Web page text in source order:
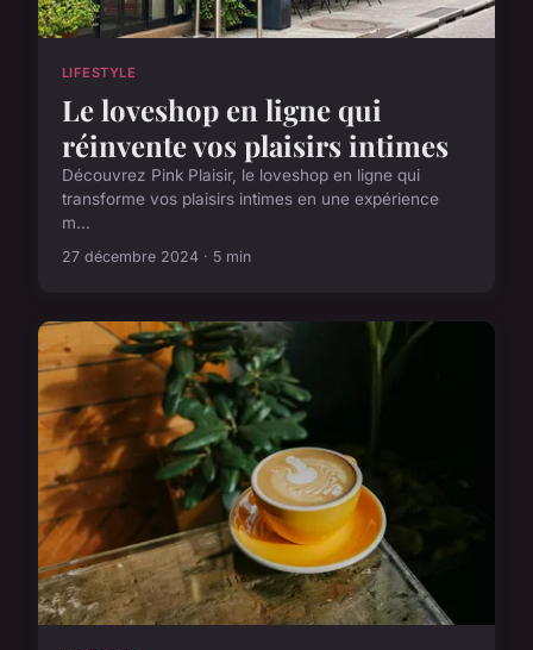
LIFESTYLE
Le loveshop en ligne qui
réinvente vos plaisirs intimes
Découvrez Pink Plaisir, le loveshop en ligne qui
transforme vos plaisirs intimes en une expérience
m...
27 décembre 2024 · 5 min